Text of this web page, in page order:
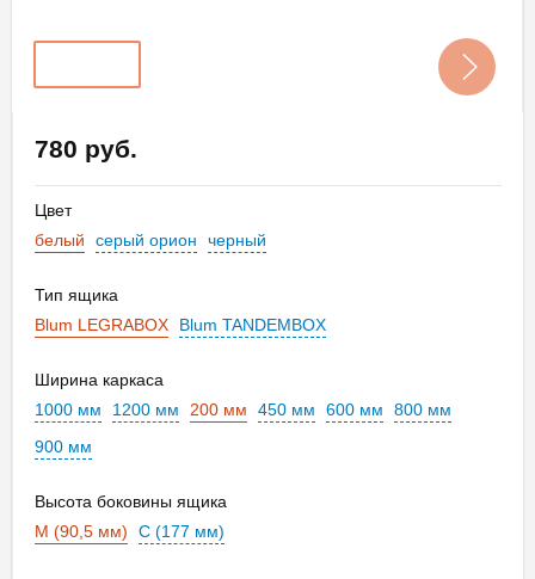
780 руб.
Цвет
белый
серый орион черный
Тип ящика
Blum LEGRABOX
Blum TANDEMBOX
Ширина каркаса
1000 мм
1200 мм 200 мм 450 мм 600 мм
800 мм
900 мм
Высота боковины ящика
M (90,5 мм)
C (177 мм)